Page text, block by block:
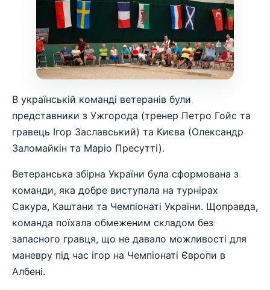
В українській команді ветеранів були
представники з Ужгорода (тренер Петро Гойс та
гравець Ігор Заславський) та Києва (Олександр
Заломайкін та Маріо Пресутті).
Ветеранська збірна України була сформована з
команди, яка добре виступала на турнірах
Сакура, Каштани та Чемпіонаті України. Щоправда,
команда поїхала обмеженим складом без
запасного гравця, що не давало можливості для
маневру під час ігор на Чемпіонаті Європи в
Албені.